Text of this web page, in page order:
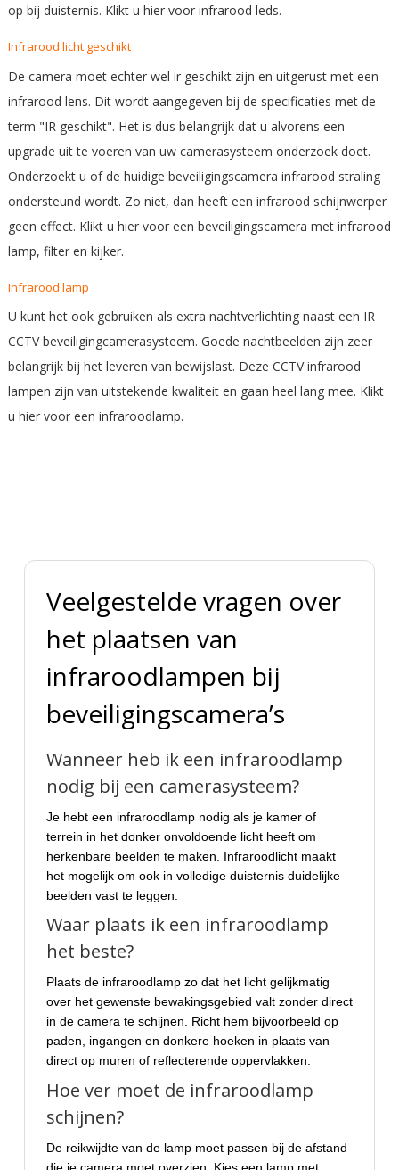
op bij duisternis. Klikt u hier voor infrarood leds.
Infrarood licht geschikt
De camera moet echter wel ir geschikt zijn en uitgerust met een
infrarood lens. Dit wordt aangegeven bij de specificaties met de
term "IR geschikt". Het is dus belangrijk dat u alvorens een
upgrade uit te voeren van uw camerasysteem onderzoek doet.
Onderzoekt u of de huidige beveiligingscamera infrarood straling
ondersteund wordt. Zo niet, dan heeft een infrarood schijnwerper
geen effect. Klikt u hier voor een beveiligingscamera met infrarood
lamp, filter en kijker.
Infrarood lamp
U kunt het ook gebruiken als extra nachtverlichting naast een IR
CCTV beveiligingcamerasysteem. Goede nachtbeelden zijn zeer
belangrijk bij het leveren van bewijslast. Deze CCTV infrarood
lampen zijn van uitstekende kwaliteit en gaan heel lang mee. Klikt
u hier voor een infraroodlamp.
Veelgestelde vragen over
het plaatsen van
infraroodlampen bij
beveiligingscamera’s
Wanneer heb ik een infraroodlamp
nodig bij een camerasysteem?
Je hebt een infraroodlamp nodig als je kamer of
terrein in het donker onvoldoende licht heeft om
herkenbare beelden te maken. Infraroodlicht maakt
het mogelijk om ook in volledige duisternis duidelijke
beelden vast te leggen.
Waar plaats ik een infraroodlamp
het beste?
Plaats de infraroodlamp zo dat het licht gelijkmatig
over het gewenste bewakingsgebied valt zonder direct
in de camera te schijnen. Richt hem bijvoorbeeld op
paden, ingangen en donkere hoeken in plaats van
direct op muren of reflecterende oppervlakken.
Hoe ver moet de infraroodlamp
schijnen?
De reikwijdte van de lamp moet passen bij de afstand
die je camera moet overzien. Kies een lamp met